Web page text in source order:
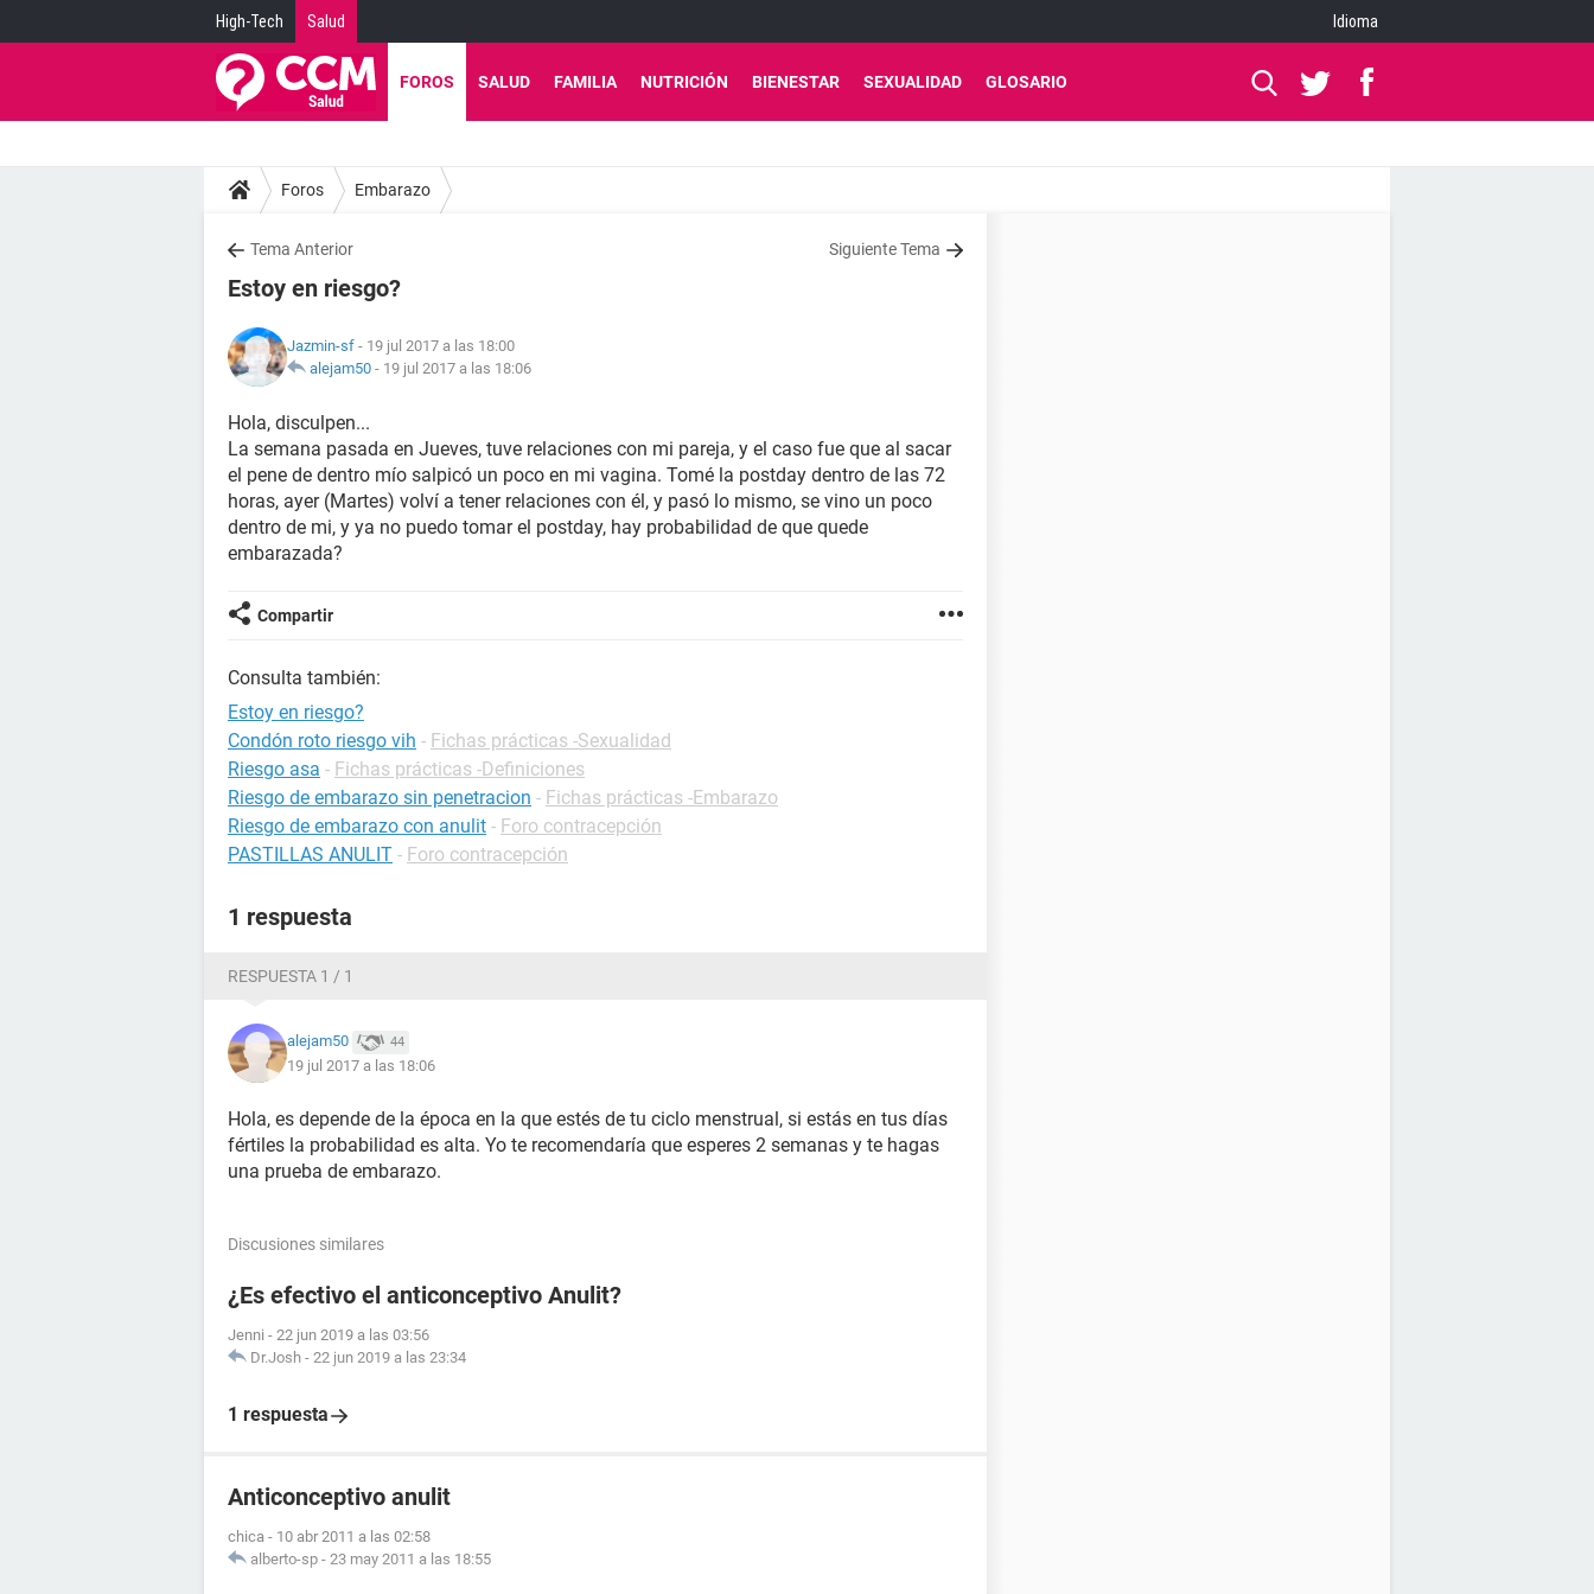
High-Tech Salud Idioma
FOROS SALUD FAMILIA NUTRICIÓN BIENESTAR SEXUALIDAD GLOSARIO
Foros Embarazo
Tema Anterior Siguiente Tema
Estoy en riesgo?
Jazmin-sf - 19 jul 2017 a las 18:00
alejam50 - 19 jul 2017 a las 18:06
Hola, disculpen...
La semana pasada en Jueves, tuve relaciones con mi pareja, y el caso fue que al sacar
el pene de dentro mío salpicó un poco en mi vagina. Tomé la postday dentro de las 72
horas, ayer (Martes) volví a tener relaciones con él, y pasó lo mismo, se vino un poco
dentro de mi, y ya no puedo tomar el postday, hay probabilidad de que quede
embarazada?
Compartir
Consulta también:
Estoy en riesgo?
Condón roto riesgo vih - Fichas prácticas -Sexualidad
Riesgo asa - Fichas prácticas -Definiciones
Riesgo de embarazo sin penetracion - Fichas prácticas -Embarazo
Riesgo de embarazo con anulit - Foro contracepción
PASTILLAS ANULIT - Foro contracepción
1 respuesta
RESPUESTA 1 / 1
alejam50 44
19 jul 2017 a las 18:06
Hola, es depende de la época en la que estés de tu ciclo menstrual, si estás en tus días
fértiles la probabilidad es alta. Yo te recomendaría que esperes 2 semanas y te hagas
una prueba de embarazo.
Discusiones similares
¿Es efectivo el anticonceptivo Anulit?
Jenni - 22 jun 2019 a las 03:56
Dr.Josh - 22 jun 2019 a las 23:34
1 respuesta
Anticonceptivo anulit
chica - 10 abr 2011 a las 02:58
alberto-sp - 23 may 2011 a las 18:55